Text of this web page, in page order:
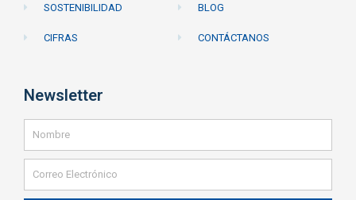
SOSTENIBILIDAD
CIFRAS
BLOG
CONTÁCTANOS
Newsletter